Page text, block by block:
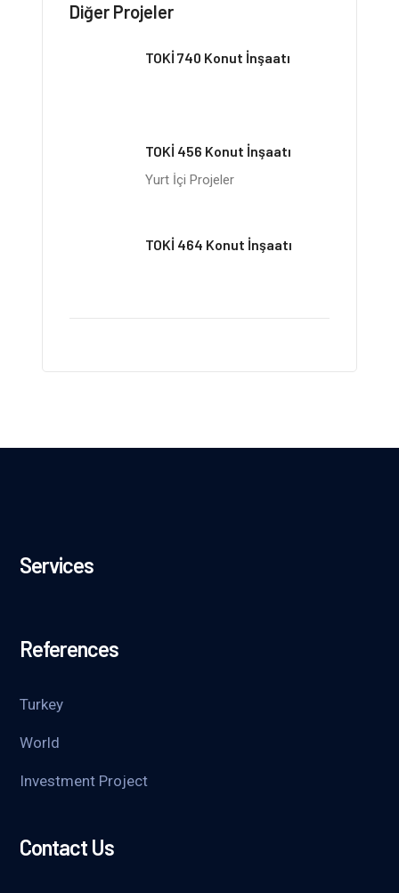
Diğer Projeler
TOKİ 740 Konut İnşaatı
TOKİ 456 Konut İnşaatı
Yurt İçi Projeler
TOKİ 464 Konut İnşaatı
Services
References
Turkey
World
Investment Project
Contact Us